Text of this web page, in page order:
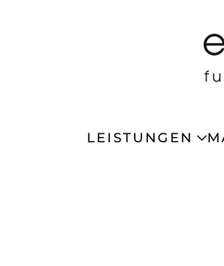
LEISTUNGEN